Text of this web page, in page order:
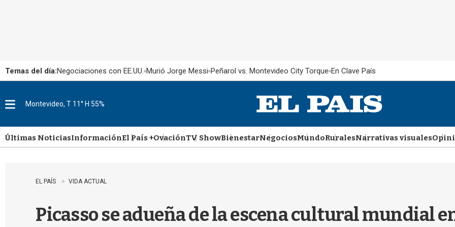
Temas del día:Negociaciones con EE.UU. Murió Jorge Messi Peñarol vs. Montevideo City Torque En Clave País
u
Montevideo, T 11° H 55%
Últimas NoticiasInformaciónEl País +OvaciónTV ShowBienestarNegociosMundoRuralesNarrativas visuales
EL PAÍS VIDA ACTUAL
Picasso se adueña de la escena cultural mundial